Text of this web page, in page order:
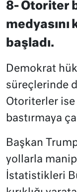
8- Otoriter
medyasını
başladı.
Demokrat
süreçlerinde
Otoriterler ise
bastırmaya
Başkan
yollarla
İstatistikleri